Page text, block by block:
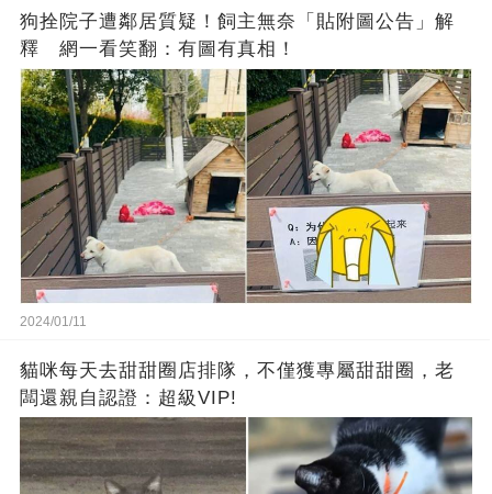
狗拴院子遭鄰居質疑！飼主無奈「貼附圖公告」解
釋 網一看笑翻：有圖有真相！
2024/01/11
貓咪每天去甜甜圈店排隊，不僅獲專屬甜甜圈，老
闆還親自認證：超級VIP!